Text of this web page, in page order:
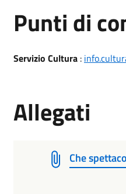
Punti di
Servizio Cultura:
Allegati
Che